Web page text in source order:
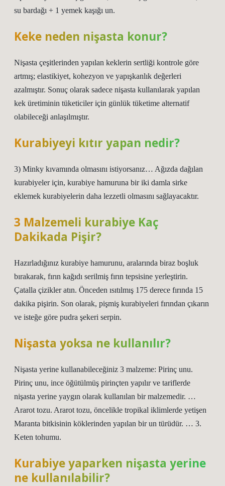
su bardağı + 1 yemek kaşığı un.
Keke neden nişasta konur?
Nişasta çeşitlerinden yapılan keklerin sertliği kontrole göre
artmış; elastikiyet, kohezyon ve yapışkanlık değerleri
azalmıştır. Sonuç olarak sadece nişasta kullanılarak yapılan
kek üretiminin tüketiciler için günlük tüketime alternatif
olabileceği anlaşılmıştır.
Kurabiyeyi kıtır yapan nedir?
3) Minky kıvamında olmasını istiyorsanız… Ağızda dağılan
kurabiyeler için, kurabiye hamuruna bir iki damla sirke
eklemek kurabiyelerin daha lezzetli olmasını sağlayacaktır.
3 Malzemeli kurabiye Kaç
Dakikada Pişir?
Hazırladığınız kurabiye hamurunu, aralarında biraz boşluk
bırakarak, fırın kağıdı serilmiş fırın tepsisine yerleştirin.
Çatalla çizikler atın. Önceden ısıtılmış 175 derece fırında 15
dakika pişirin. Son olarak, pişmiş kurabiyeleri fırından çıkarın
ve isteğe göre pudra şekeri serpin.
Nişasta yoksa ne kullanılır?
Nişasta yerine kullanabileceğiniz 3 malzeme: Pirinç unu.
Pirinç unu, ince öğütülmüş pirinçten yapılır ve tariflerde
nişasta yerine yaygın olarak kullanılan bir malzemedir. …
Ararot tozu. Ararot tozu, öncelikle tropikal iklimlerde yetişen
Maranta bitkisinin köklerinden yapılan bir un türüdür. … 3.
Keten tohumu.
Kurabiye yaparken nişasta yerine
ne kullanılabilir?